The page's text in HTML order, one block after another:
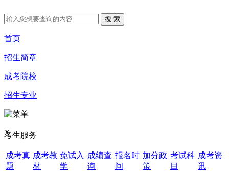
首页
招生简章
成考院校
招生专业
X
考生服务
成考真
题
成考教
材
免试入
学
成绩查
询
报名时
间
加分政
策
考试科
目
成考资
讯